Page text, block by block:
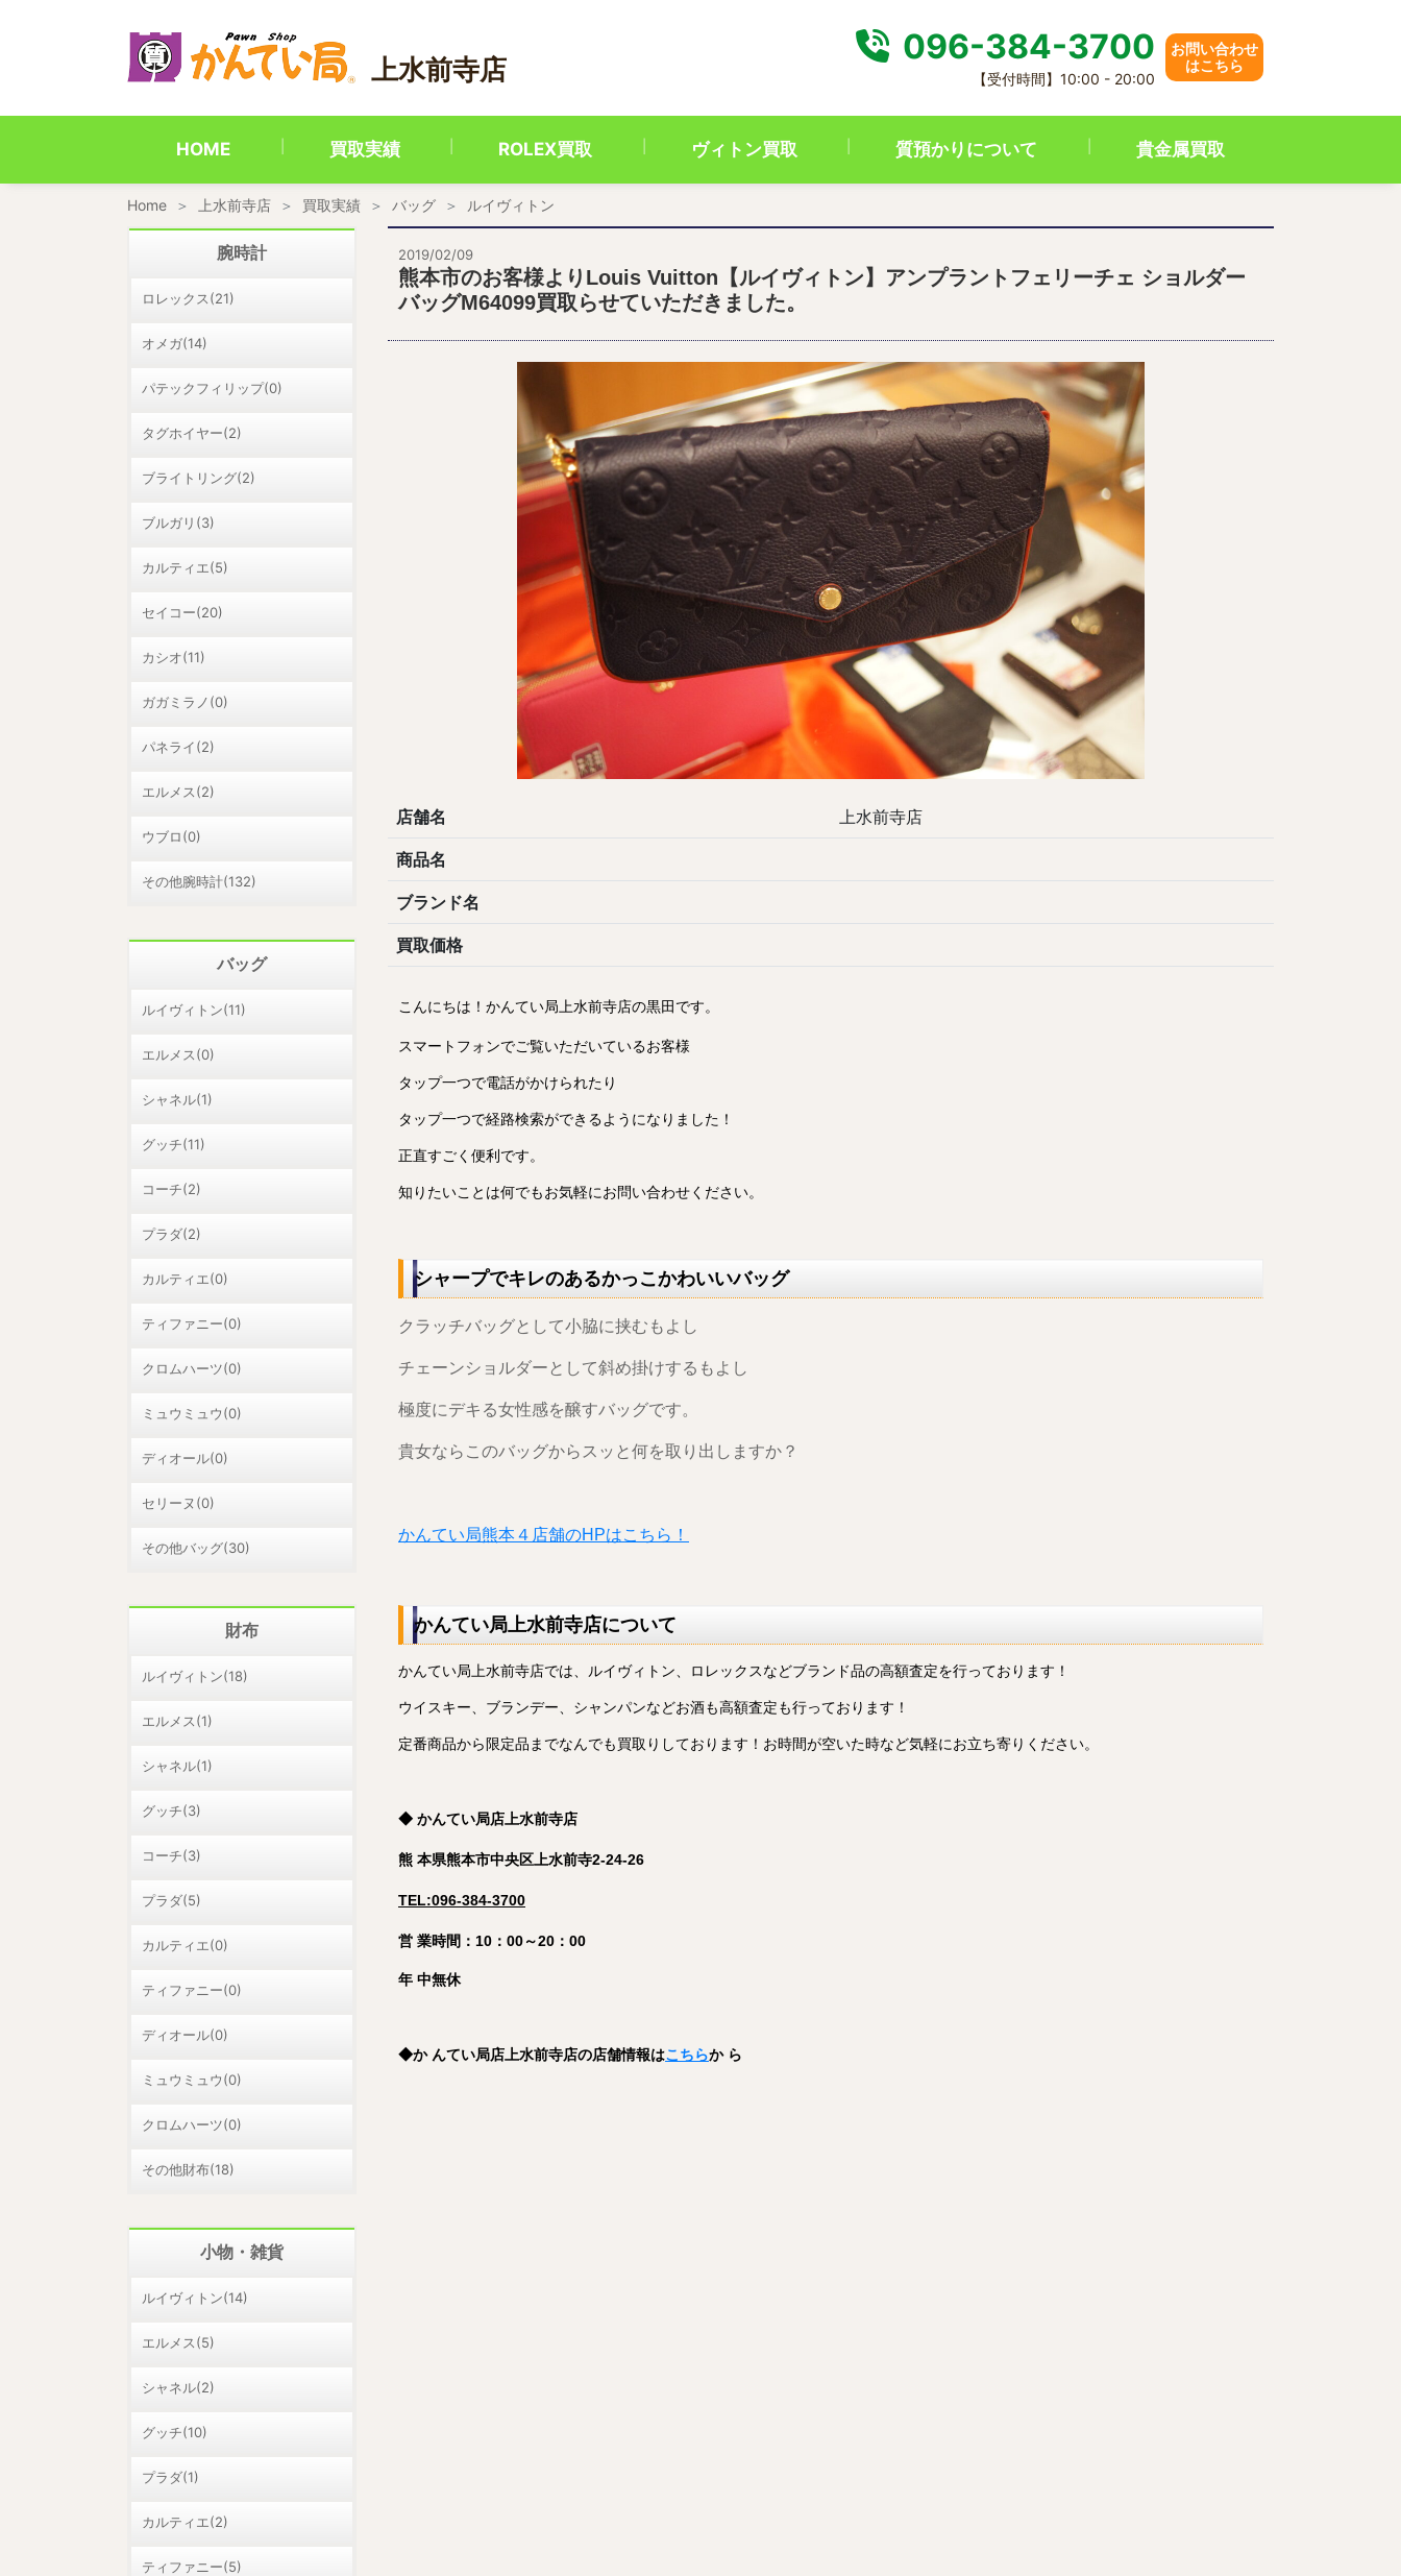
上水前寺店
096-384-3700
【受付時間】10:00 - 20:00
お問い合わせ
はこちら
HOME 買取実績 ROLEX買取 ヴィトン買取 質預かりについて 貴金属買取
Home 上水前寺店 買取実績 バッグ ルイヴィトン
2019/02/09
熊本市のお客様よりLouis Vuitton【ルイヴィトン】アンプラントフェリーチェ ショルダー
バッグM64099買取らせていただきました。
店舗名 上水前寺店
商品名
ブランド名
買取価格
こんにちは！かんてい局上水前寺店の黒田です。
スマートフォンでご覧いただいているお客様
タップ一つで電話がかけられたり
タップ一つで経路検索ができるようになりました！
正直すごく便利です。
知りたいことは何でもお気軽にお問い合わせください。
シャープでキレのあるかっこかわいいバッグ
クラッチバッグとして小脇に挟むもよし
チェーンショルダーとして斜め掛けするもよし
極度にデキる女性感を醸すバッグです。
貴女ならこのバッグからスッと何を取り出しますか？
かんてい局熊本４店舗のHPはこちら！
かんてい局上水前寺店について
かんてい局上水前寺店では、ルイヴィトン、ロレックスなどブランド品の高額査定を行っております！
ウイスキー、ブランデー、シャンパンなどお酒も高額査定も行っております！
定番商品から限定品までなんでも買取りしております！ お時間が空いた時など気軽にお立ち寄りください。
◆ かんてい局店上水前寺店
熊 本県熊本市中央区上水前寺2-24-26
TEL:096-384-3700
営 業時間：10：00～20：00
年 中無休
◆か んてい局店上水前寺店の店舗情報はこちらか ら
腕時計
ロレックス(21)
オメガ(14)
パテックフィリップ(0)
タグホイヤー(2)
ブライトリング(2)
ブルガリ(3)
カルティエ(5)
セイコー(20)
カシオ(11)
ガガミラノ(0)
パネライ(2)
エルメス(2)
ウブロ(0)
その他腕時計(132)
バッグ
ルイヴィトン(11)
エルメス(0)
シャネル(1)
グッチ(11)
コーチ(2)
プラダ(2)
カルティエ(0)
ティファニー(0)
クロムハーツ(0)
ミュウミュウ(0)
ディオール(0)
セリーヌ(0)
その他バッグ(30)
財布
ルイヴィトン(18)
エルメス(1)
シャネル(1)
グッチ(3)
コーチ(3)
プラダ(5)
カルティエ(0)
ティファニー(0)
ディオール(0)
ミュウミュウ(0)
クロムハーツ(0)
その他財布(18)
小物・雑貨
ルイヴィトン(14)
エルメス(5)
シャネル(2)
グッチ(10)
プラダ(1)
カルティエ(2)
ティファニー(5)